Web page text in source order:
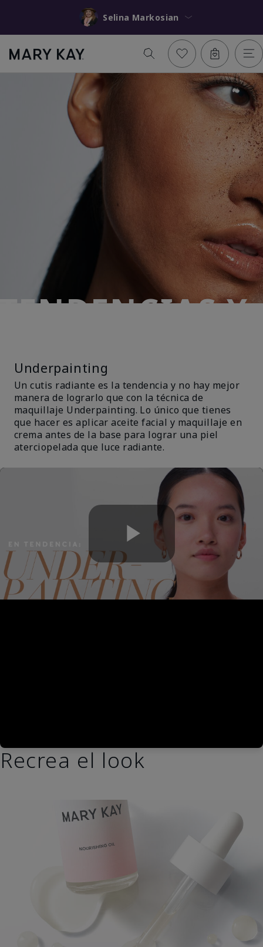
Selina Markosian
Y
Underpainting
Un cutis radiante es la tendencia y no hay mejor
manera de lograrlo que con la técnica de
maquillaje Underpainting. Lo único que tienes
que hacer es aplicar aceite facial y maquillaje en
crema antes de la base para lograr una piel
aterciopelada que luce radiante.
Play
Recrea el look